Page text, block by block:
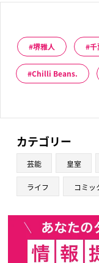
堺雅人 千
Chilli Beans.
カテゴリー
芸能 皇室
ライフ コミッ